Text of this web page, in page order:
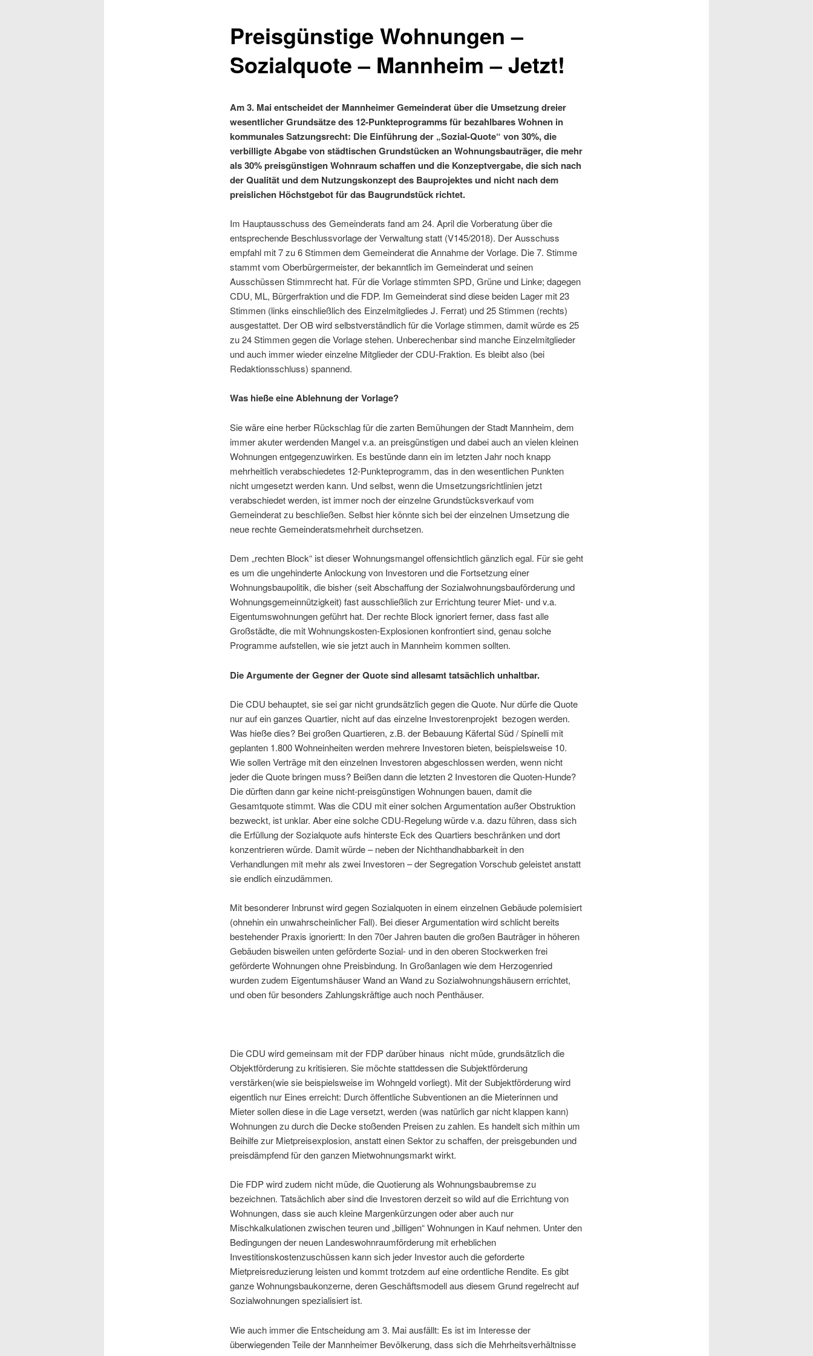
Preisgünstige Wohnungen –
Sozialquote – Mannheim – Jetzt!
Am 3. Mai entscheidet der Mannheimer Gemeinderat über die Umsetzung dreier
wesentlicher Grundsätze des 12-Punkteprogramms für bezahlbares Wohnen in
kommunales Satzungsrecht: Die Einführung der „Sozial-Quote“ von 30%, die
verbilligte Abgabe von städtischen Grundstücken an Wohnungsbauträger, die mehr
als 30% preisgünstigen Wohnraum schaffen und die Konzeptvergabe, die sich nach
der Qualität und dem Nutzungskonzept des Bauprojektes und nicht nach dem
preislichen Höchstgebot für das Baugrundstück richtet.
Im Hauptausschuss des Gemeinderats fand am 24. April die Vorberatung über die
entsprechende Beschlussvorlage der Verwaltung statt (V145/2018). Der Ausschuss
empfahl mit 7 zu 6 Stimmen dem Gemeinderat die Annahme der Vorlage. Die 7. Stimme
stammt vom Oberbürgermeister, der bekanntlich im Gemeinderat und seinen
Ausschüssen Stimmrecht hat. Für die Vorlage stimmten SPD, Grüne und Linke; dagegen
CDU, ML, Bürgerfraktion und die FDP. Im Gemeinderat sind diese beiden Lager mit 23
Stimmen (links einschließlich des Einzelmitgliedes J. Ferrat) und 25 Stimmen (rechts)
ausgestattet. Der OB wird selbstverständlich für die Vorlage stimmen, damit würde es 25
zu 24 Stimmen gegen die Vorlage stehen. Unberechenbar sind manche Einzelmitglieder
und auch immer wieder einzelne Mitglieder der CDU-Fraktion. Es bleibt also (bei
Redaktionsschluss) spannend.
Was hieße eine Ablehnung der Vorlage?
Sie wäre eine herber Rückschlag für die zarten Bemühungen der Stadt Mannheim, dem
immer akuter werdenden Mangel v.a. an preisgünstigen und dabei auch an vielen kleinen
Wohnungen entgegenzuwirken. Es bestünde dann ein im letzten Jahr noch knapp
mehrheitlich verabschiedetes 12-Punkteprogramm, das in den wesentlichen Punkten
nicht umgesetzt werden kann. Und selbst, wenn die Umsetzungsrichtlinien jetzt
verabschiedet werden, ist immer noch der einzelne Grundstücksverkauf vom
Gemeinderat zu beschließen. Selbst hier könnte sich bei der einzelnen Umsetzung die
neue rechte Gemeinderatsmehrheit durchsetzen.
Dem „rechten Block“ ist dieser Wohnungsmangel offensichtlich gänzlich egal. Für sie geht
es um die ungehinderte Anlockung von Investoren und die Fortsetzung einer
Wohnungsbaupolitik, die bisher (seit Abschaffung der Sozialwohnungsbauförderung und
Wohnungsgemeinnützigkeit) fast ausschließlich zur Errichtung teurer Miet- und v.a.
Eigentumswohnungen geführt hat. Der rechte Block ignoriert ferner, dass fast alle
Großstädte, die mit Wohnungskosten-Explosionen konfrontiert sind, genau solche
Programme aufstellen, wie sie jetzt auch in Mannheim kommen sollten.
Die Argumente der Gegner der Quote sind allesamt tatsächlich unhaltbar.
Die CDU behauptet, sie sei gar nicht grundsätzlich gegen die Quote. Nur dürfe die Quote
nur auf ein ganzes Quartier, nicht auf das einzelne Investorenprojekt bezogen werden.
Was hieße dies? Bei großen Quartieren, z.B. der Bebauung Käfertal Süd / Spinelli mit
geplanten 1.800 Wohneinheiten werden mehrere Investoren bieten, beispielsweise 10.
Wie sollen Verträge mit den einzelnen Investoren abgeschlossen werden, wenn nicht
jeder die Quote bringen muss? Beißen dann die letzten 2 Investoren die Quoten-Hunde?
Die dürften dann gar keine nicht-preisgünstigen Wohnungen bauen, damit die
Gesamtquote stimmt. Was die CDU mit einer solchen Argumentation außer Obstruktion
bezweckt, ist unklar. Aber eine solche CDU-Regelung würde v.a. dazu führen, dass sich
die Erfüllung der Sozialquote aufs hinterste Eck des Quartiers beschränken und dort
konzentrieren würde. Damit würde – neben der Nichthandhabbarkeit in den
Verhandlungen mit mehr als zwei Investoren – der Segregation Vorschub geleistet anstatt
sie endlich einzudämmen.
Mit besonderer Inbrunst wird gegen Sozialquoten in einem einzelnen Gebäude polemisiert
(ohnehin ein unwahrscheinlicher Fall). Bei dieser Argumentation wird schlicht bereits
bestehender Praxis ignoriertt: In den 70er Jahren bauten die großen Bauträger in höheren
Gebäuden bisweilen unten geförderte Sozial- und in den oberen Stockwerken frei
geförderte Wohnungen ohne Preisbindung. In Großanlagen wie dem Herzogenried
wurden zudem Eigentumshäuser Wand an Wand zu Sozialwohnungshäusern errichtet,
und oben für besonders Zahlungskräftige auch noch Penthäuser.
Die CDU wird gemeinsam mit der FDP darüber hinaus nicht müde, grundsätzlich die
Objektförderung zu kritisieren. Sie möchte stattdessen die Subjektförderung
verstärken(wie sie beispielsweise im Wohngeld vorliegt). Mit der Subjektförderung wird
eigentlich nur Eines erreicht: Durch öffentliche Subventionen an die Mieterinnen und
Mieter sollen diese in die Lage versetzt, werden (was natürlich gar nicht klappen kann)
Wohnungen zu durch die Decke stoßenden Preisen zu zahlen. Es handelt sich mithin um
Beihilfe zur Mietpreisexplosion, anstatt einen Sektor zu schaffen, der preisgebunden und
preisdämpfend für den ganzen Mietwohnungsmarkt wirkt.
Die FDP wird zudem nicht müde, die Quotierung als Wohnungsbaubremse zu
bezeichnen. Tatsächlich aber sind die Investoren derzeit so wild auf die Errichtung von
Wohnungen, dass sie auch kleine Margenkürzungen oder aber auch nur
Mischkalkulationen zwischen teuren und „billigen“ Wohnungen in Kauf nehmen. Unter den
Bedingungen der neuen Landeswohnraumförderung mit erheblichen
Investitionskostenzuschüssen kann sich jeder Investor auch die geforderte
Mietpreisreduzierung leisten und kommt trotzdem auf eine ordentliche Rendite. Es gibt
ganze Wohnungsbaukonzerne, deren Geschäftsmodell aus diesem Grund regelrecht auf
Sozialwohnungen spezialisiert ist.
Wie auch immer die Entscheidung am 3. Mai ausfällt: Es ist im Interesse der
überwiegenden Teile der Mannheimer Bevölkerung, dass sich die Mehrheitsverhältnisse